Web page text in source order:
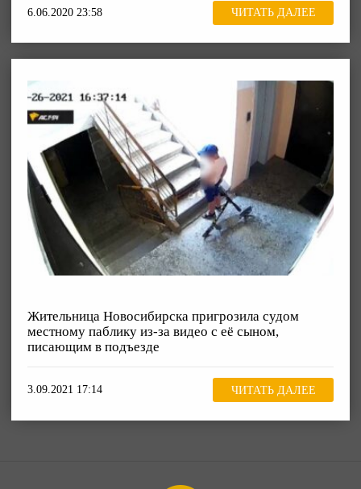
6.06.2020 23:58 ЧИТАТЬ ДАЛЕЕ
Жительница Новосибирска пригрозила судом
местному паблику из-за видео с её сыном,
писающим в подъезде
3.09.2021 17:14 ЧИТАТЬ ДАЛЕЕ